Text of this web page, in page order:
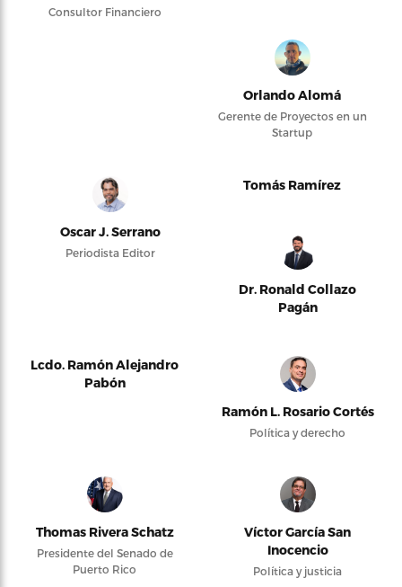
Consultor Financiero
Orlando Alomá
Gerente de Proyectos en un
Startup
Oscar J. Serrano
Periodista Editor
Tomás Ramírez
Dr. Ronald Collazo
Pagán
Lcdo. Ramón Alejandro
Pabón
Ramón L. Rosario Cortés
Política y derecho
Thomas Rivera Schatz
Presidente del Senado de
Puerto Rico
Víctor García San
Inocencio
Política y justicia